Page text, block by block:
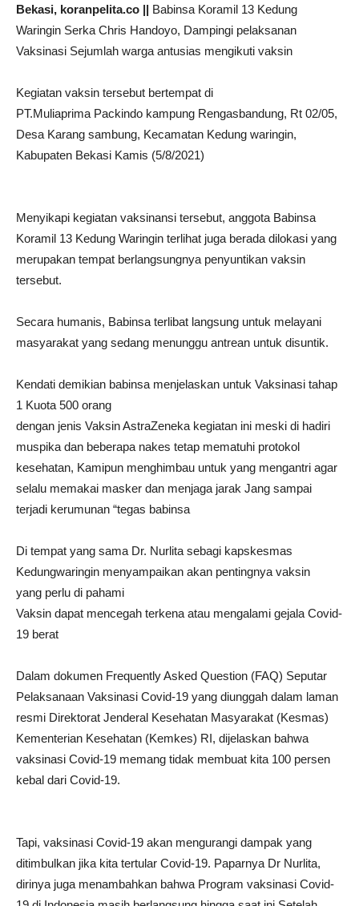
Bekasi, koranpelita.co || Babinsa Koramil 13 Kedung
Waringin Serka Chris Handoyo, Dampingi pelaksanan
Vaksinasi Sejumlah warga antusias mengikuti vaksin
Kegiatan vaksin tersebut bertempat di
PT.Muliaprima Packindo kampung Rengasbandung, Rt 02/05,
Desa Karang sambung, Kecamatan Kedung waringin,
Kabupaten Bekasi Kamis (5/8/2021)
Menyikapi kegiatan vaksinansi tersebut, anggota Babinsa
Koramil 13 Kedung Waringin terlihat juga berada dilokasi yang
merupakan tempat berlangsungnya penyuntikan vaksin
tersebut.
Secara humanis, Babinsa terlibat langsung untuk melayani
masyarakat yang sedang menunggu antrean untuk disuntik.
Kendati demikian babinsa menjelaskan untuk Vaksinasi tahap
1 Kuota 500 orang
dengan jenis Vaksin AstraZeneka kegiatan ini meski di hadiri
muspika dan beberapa nakes tetap mematuhi protokol
kesehatan, Kamipun menghimbau untuk yang mengantri agar
selalu memakai masker dan menjaga jarak Jang sampai
terjadi kerumunan “tegas babinsa
Di tempat yang sama Dr. Nurlita sebagi kapskesmas
Kedungwaringin menyampaikan akan pentingnya vaksin
yang perlu di pahami
Vaksin dapat mencegah terkena atau mengalami gejala Covid-
19 berat
Dalam dokumen Frequently Asked Question (FAQ) Seputar
Pelaksanaan Vaksinasi Covid-19 yang diunggah dalam laman
resmi Direktorat Jenderal Kesehatan Masyarakat (Kesmas)
Kementerian Kesehatan (Kemkes) RI, dijelaskan bahwa
vaksinasi Covid-19 memang tidak membuat kita 100 persen
kebal dari Covid-19.
Tapi, vaksinasi Covid-19 akan mengurangi dampak yang
ditimbulkan jika kita tertular Covid-19. Paparnya Dr Nurlita,
dirinya juga menambahkan bahwa Program vaksinasi Covid-